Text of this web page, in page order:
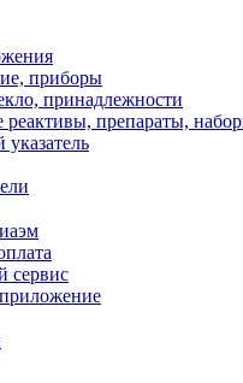
приборы
принадлежности
реактивы, препараты,
сервис